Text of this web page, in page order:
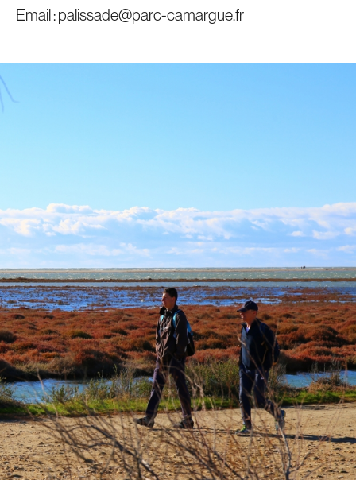
Email : palissade@parc-camargue.fr